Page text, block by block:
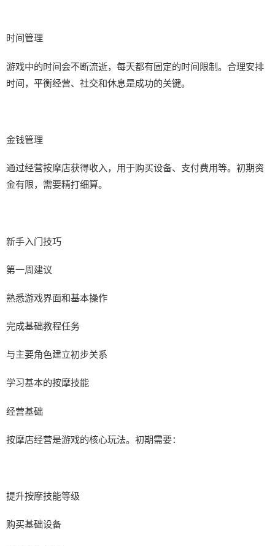
时间管理
游戏中的时间会不断流逝，每天都有固定的时间限制。合理安排
时间，平衡经营、社交和休息是成功的关键。
金钱管理
通过经营按摩店获得收入，用于购买设备、支付费用等。初期资
金有限，需要精打细算。
新手入门技巧
第一周建议
熟悉游戏界面和基本操作
完成基础教程任务
与主要角色建立初步关系
学习基本的按摩技能
经营基础
按摩店经营是游戏的核心玩法。初期需要：
提升按摩技能等级
购买基础设备